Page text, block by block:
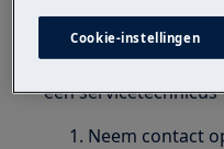
water, wanneer de
ingeschakeld is, zal
inlaatventiel open
een
Neem contact
Cookie-instellingen